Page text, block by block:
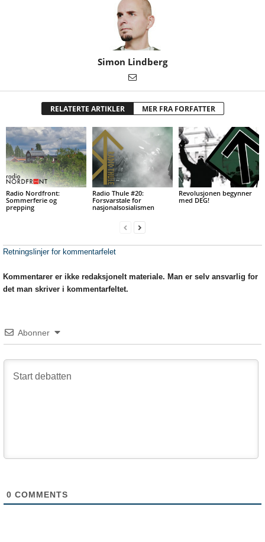
Simon Lindberg
RELATERTE ARTIKLER MER FRA FORFATTER
Radio Nordfront:
Sommerferie og
prepping
Radio Thule #20:
Forsvarstale for
nasjonalsosialismen
Revolusjonen begynner
med DEG!
Retningslinjer for kommentarfelet
Kommentarer er ikke redaksjonelt materiale. Man er selv ansvarlig for
det man skriver i kommentarfeltet.
Abonner
0 COMMENTS